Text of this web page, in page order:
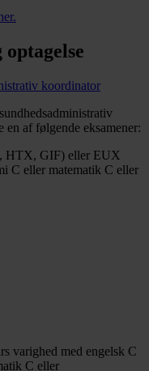
koordinator
af følgende eksamener:
HTX, GIF) eller EUX
C eller matematik C eller
varighed med engelsk C
C eller